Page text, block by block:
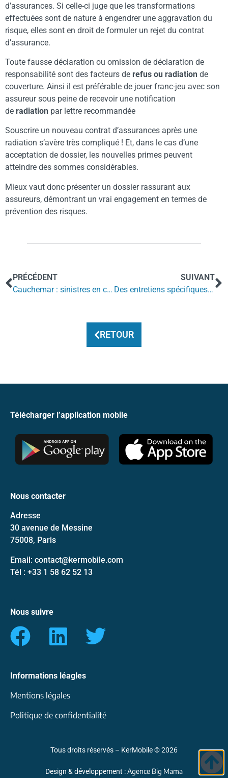
d’assurances. Si celle-ci juge que les transformations
effectuées sont de nature à engendrer une aggravation du
risque, elles sont en droit de formuler un rejet du contrat
d’assurance.
Toute fausse déclaration ou omission de déclaration de
responsabilité sont des facteurs de refus ou radiation de
couverture. Ainsi il est préférable de jouer franc-jeu avec son
assureur sous peine de recevoir une notification
de radiation par lettre recommandée
Souscrire un nouveau contrat d’assurances après une
radiation s’avère très compliqué ! Et, dans le cas d’une
acceptation de dossier, les nouvelles primes peuvent
atteindre des sommes considérables.
Mieux vaut donc présenter un dossier rassurant aux
assureurs, démontrant un vrai engagement en termes de
prévention des risques.
PRÉCÉDENT
Cauchemar : sinistres en cascade
SUIVANT
Des entretiens spécifiques pour éviter les sinistres récurrents
RETOUR
Télécharger l’application mobile
Nous contacter
Adresse
30 avenue de Messine
75008, Paris
Email: contact@kermobile.com
Tél : +33 1 58 62 52 13
Nous suivre
Informations léagles
Mentions légales
Politique de confidentialité
Tous droits réservés – KerMobile © 2026
Design & développement :Agence Big Mama